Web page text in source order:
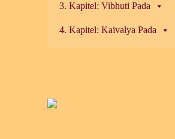
3. Kapitel: Vibhuti Pada
4. Kapitel: Kaivalya Pada